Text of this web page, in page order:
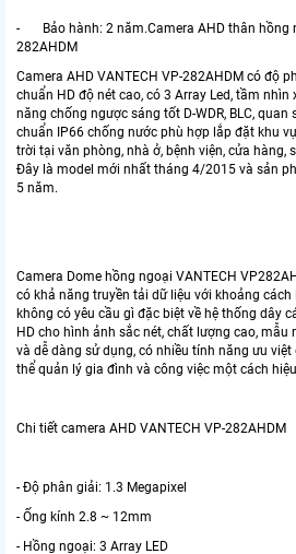
- Bảo hành: 2 năm.Camera AHD thân hồng
282AHDM
Camera AHD VANTECH VP-282AHDM có độ
chuẩn HD độ nét cao, có 3 Array Led, tầm nhìn
năng chống ngược sáng tốt D-WDR, BLC,
chuẩn IP66 chống nước phù hợp lắp đặt khu
trời tại văn phòng, nhà ở, bệnh viện, cửa hàng,
Đây là model mới nhất tháng 4/2015 và sản
5 năm.
Camera Dome hồng ngoại VANTECH
có khả năng truyền tải dữ liệu với khoảng
không có yêu cầu gì đặc biệt về hệ thống dây
HD cho hình ảnh sắc nét, chất lượng cao,
và dễ dàng sử dụng, có nhiều tính năng ưu
thể quản lý gia đình và công việc một cách
Chi tiết camera AHD VANTECH VP-282AHDM
- Độ phân giải: 1.3 Megapixel
- Ống kính 2.8 ~ 12mm
- Hồng ngoại: 3 Array LED